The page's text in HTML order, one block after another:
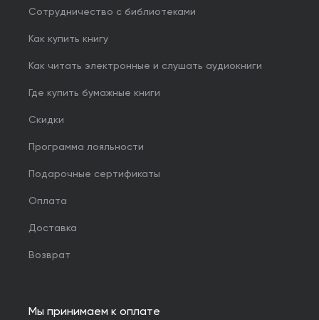
Сотрудничество с библиотеками
Как купить книгу
Как читать электронные и слушать аудиокниги
Где купить бумажные книги
Скидки
Программа лояльности
Подарочные сертификаты
Оплата
Доставка
Возврат
Мы принимаем к оплате